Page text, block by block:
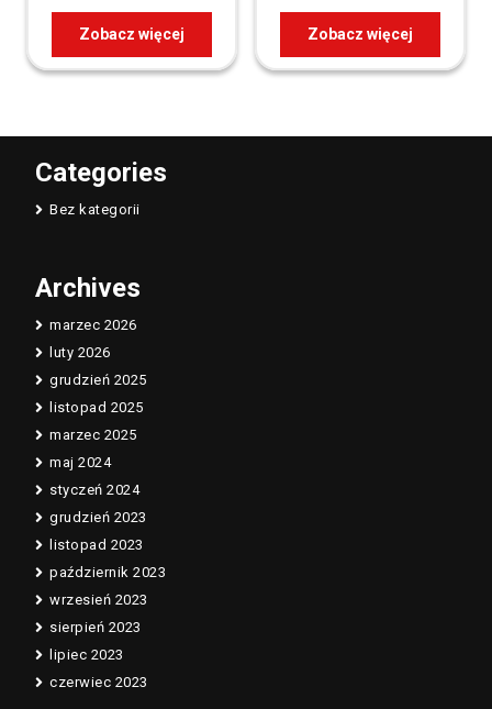
Zobacz więcej Zobacz więcej
Categories
Bez kategorii
Archives
marzec 2026
luty 2026
grudzień 2025
listopad 2025
marzec 2025
maj 2024
styczeń 2024
grudzień 2023
listopad 2023
październik 2023
wrzesień 2023
sierpień 2023
lipiec 2023
czerwiec 2023